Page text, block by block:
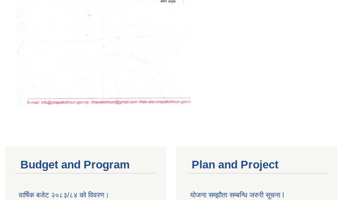
Budget and Program
वार्षिक बजेट २०८३/८४ को विवरण।
Plan and Project
योजना सम्झौता सम्बन्धि जरुरी सूचना l